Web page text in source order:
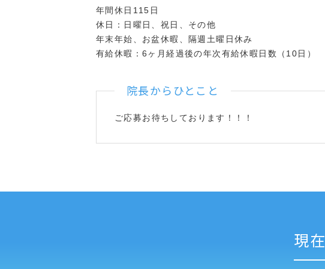
年間休日115日
休日：日曜日、祝日、その他
年末年始、お盆休暇、隔週土曜日休み
有給休暇：6ヶ月経過後の年次有給休暇日数（10日）
院長からひとこと
ご応募お待ちしております！！！
現在